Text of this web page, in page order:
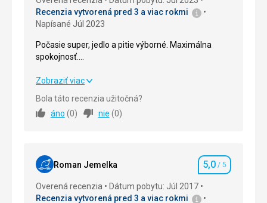
Recenzia vytvorená pred 3 a viac rokmi
Napísané Júl 2023
Počasie super, jedlo a pitie výborné. Maximálna
spokojnosť.
Počasie super, jedlo a pitie výborné. Maximálna
spokojnosť.
More čisté a príjemné.
Okolie 5,0/ 5
Služby
Zobraziť viac
Bola táto recenzia užitočná?
áno (0) nie (0)
Roman Jemelka Hodnotenie
5,0 / 5
Overená recenzia
Dátum pobytu: Júl 2017
Recenzia vytvorená pred 3 a viac rokmi